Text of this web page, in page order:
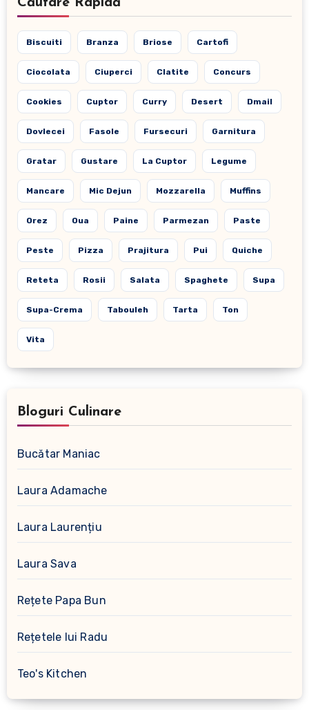
Căutare Rapidă
Biscuiti Branza Briose Cartofi
Ciocolata Ciuperci Clatite Concurs
Cookies Cuptor Curry Desert Dmail
Dovlecei Fasole Fursecuri Garnitura
Gratar Gustare La Cuptor Legume
Mancare Mic Dejun Mozzarella Muffins
Orez Oua Paine Parmezan Paste
Peste Pizza Prajitura Pui Quiche
Reteta Rosii Salata Spaghete Supa
Supa-Crema Tabouleh Tarta Ton
Vita
Bloguri Culinare
Bucătar Maniac
Laura Adamache
Laura Laurențiu
Laura Sava
Rețete Papa Bun
Rețetele lui Radu
Teo's Kitchen